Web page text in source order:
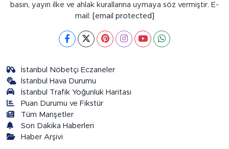
basın, yayın ilke ve ahlak kurallarına uymaya söz vermiştir. E-
mail: [email protected]
İstanbul Nöbetçi Eczaneler
İstanbul Hava Durumu
İstanbul Trafik Yoğunluk Haritası
Puan Durumu ve Fikstür
Tüm Manşetler
Son Dakika Haberleri
Haber Arşivi